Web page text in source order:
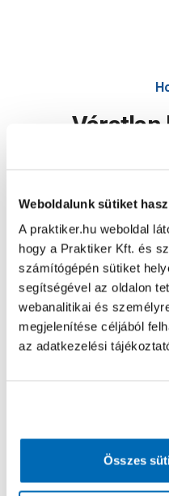
Weboldalunk sütiket
A praktiker.hu weboldal
hogy a Praktiker Kft. és
számítógépén sütiket
segítségével az oldalon
webanalitikai és
megjelenítése céljából
az adatkezelési
Összes